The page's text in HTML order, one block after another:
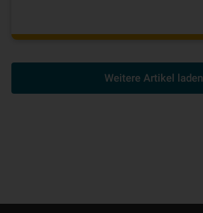
Weitere Artikel laden